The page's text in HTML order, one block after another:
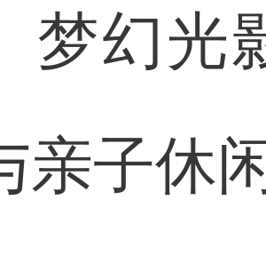
梦幻光
亲子休